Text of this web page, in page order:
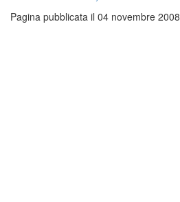
Pagina pubblicata il 04 novembre 2008